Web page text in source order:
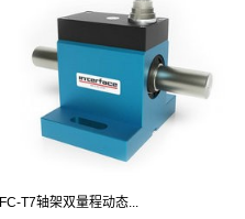
FC-T7轴架双量程动态...